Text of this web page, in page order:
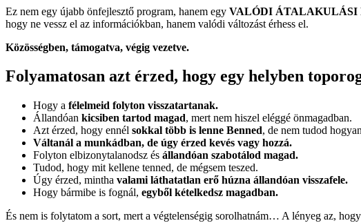
Ez nem egy újabb önfejlesztő program, hanem egy VALÓDI ÁTALAKULÁSI
hogy ne vessz el az információkban, hanem valódi változást érhess el.
Közösségben, támogatva, végig vezetve.
Folyamatosan azt érzed, hogy egy helyben
Hogy a félelmeid folyton visszatartanak.
Állandóan kicsiben tartod magad, mert nem hiszel eléggé önmagadban.
Azt érzed, hogy ennél sokkal több is lenne Benned, de nem tudod
Váltanál a munkádban, de úgy érzed kevés vagy hozzá.
Folyton elbizonytalanodsz és állandóan szabotálod magad.
Tudod, hogy mit kellene tenned, de mégsem teszed.
Úgy érzed, mintha valami láthatatlan erő húzna állandóan visszafele.
Hogy bármibe is fognál, egyből kételkedsz magadban.
És nem is folytatom a sort, mert a végtelenségig sorolhatnám… A lényeg az,